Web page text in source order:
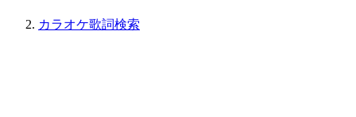
カラオケ歌詞検索